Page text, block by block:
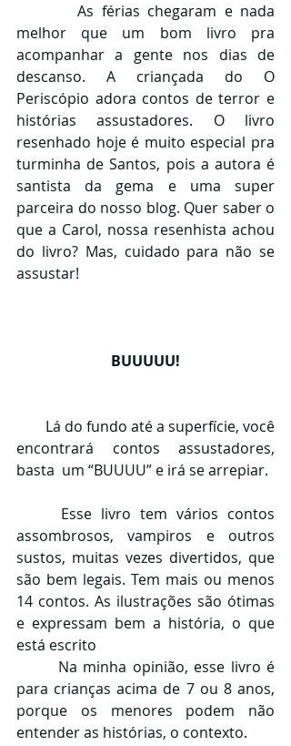
        As férias chegaram e nada
melhor que um bom livro pra
acompanhar a gente nos dias de
descanso. A criançada do O
Periscópio adora contos de terror e
histórias assustadores. O livro
resenhado hoje é muito especial pra
turminha de Santos, pois a autora é
santista da gema e uma super
parceira do nosso blog. Quer saber o
que a Carol, nossa resenhista achou
do livro? Mas, cuidado para não se
assustar!
BUUUUU!
encontrará contos assustadores,
basta  um “BUUUU” e irá se arrepiar.
assombrosos, vampiros e outros
sustos, muitas vezes divertidos, que
são bem legais. Tem mais ou menos
14 contos. As ilustrações são ótimas
e expressam bem a história, o que
está escrito
para crianças acima de 7 ou 8 anos,
porque os menores podem não
entender as histórias, o contexto.